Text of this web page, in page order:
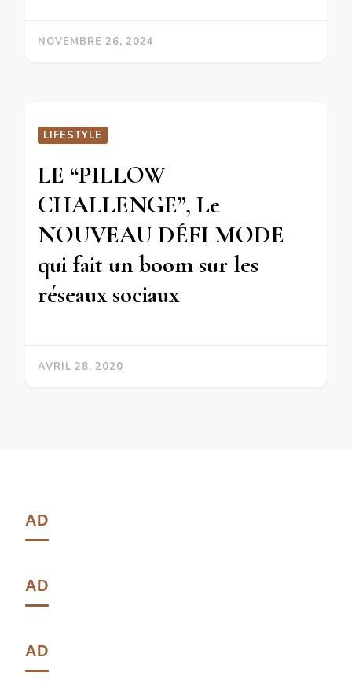
NOVEMBRE 26, 2024
LIFESTYLE
LE “PILLOW
CHALLENGE”, Le
NOUVEAU DÉFI MODE
qui fait un boom sur les
réseaux sociaux
AVRIL 28, 2020
AD
AD
AD